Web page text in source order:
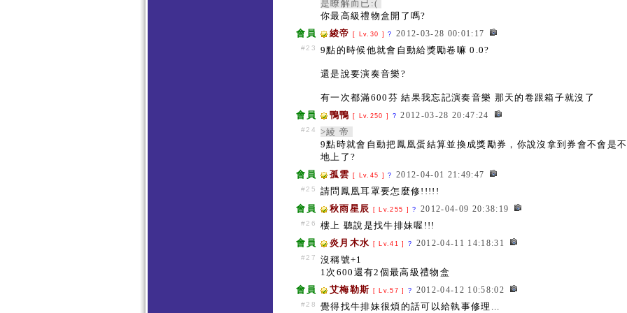
是瞭解而已:(
你最高級禮物盒開了嗎?
會員
綾帝 [ Lv.30 ]? 2012-03-28 00:01:17
#23 9點的時候他就會自動給獎勵卷嘛 0.0?
還是說要演奏音樂?
有一次都滿600芬 結果我忘記演奏音樂 那天的卷跟箱子就沒了
會員
鴨鴨 [ Lv.250 ] ? 2012-03-28 20:47:24
#24
>綾 帝
9點時就會自動把鳳凰蛋結算並換成獎勵券，你說沒拿到券會不會是
地上了?
會員
孤雲 [ Lv.45 ]? 2012-04-01 21:49:47
#25
請問鳳凰耳罩要怎麼修!!!!!
會員
秋雨星辰 [ Lv.255 ]? 2012-04-09 20:38:19
#26
樓上 聽說是找牛排妹喔!!!
會員
炎月木水 [ Lv.41 ]? 2012-04-11 14:18:31
#27
沒稱號+1
1次600還有2個最高級禮物盒
會員
艾梅勒斯 [ Lv.57 ]? 2012-04-12 10:58:02
#28 覺得找牛排妹很煩的話可以給執事修理...